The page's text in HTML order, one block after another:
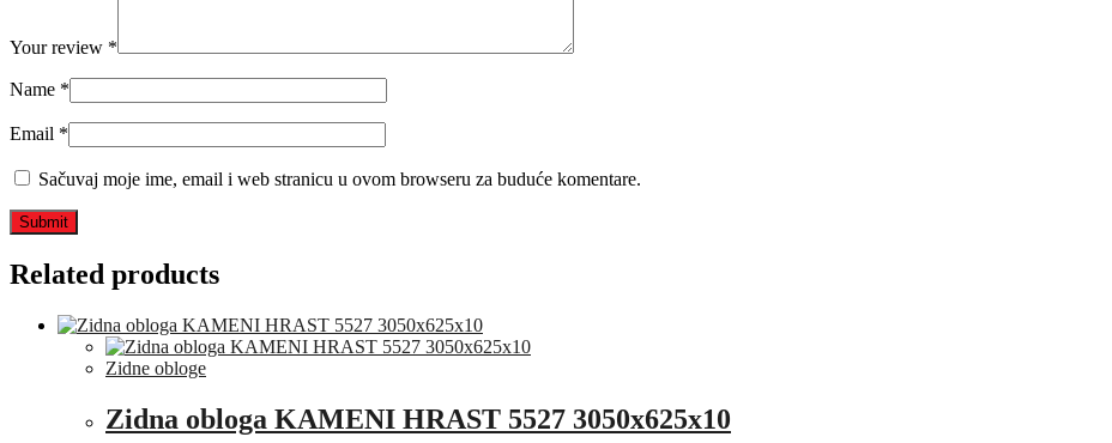
Your review *
Name *
Email *
Sačuvaj moje ime, email i web stranicu u ovom browseru za buduće komentare.
Related products
Zidne obloge
Zidna obloga KAMENI HRAST 5527 3050x625x10